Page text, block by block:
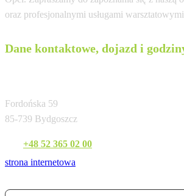
oraz profesjonalnymi usługami
Dane kontaktowe, dojazd i
Fordońska 59
85-739 Bydgoszcz
+48 52 365 02 00
strona internetowa